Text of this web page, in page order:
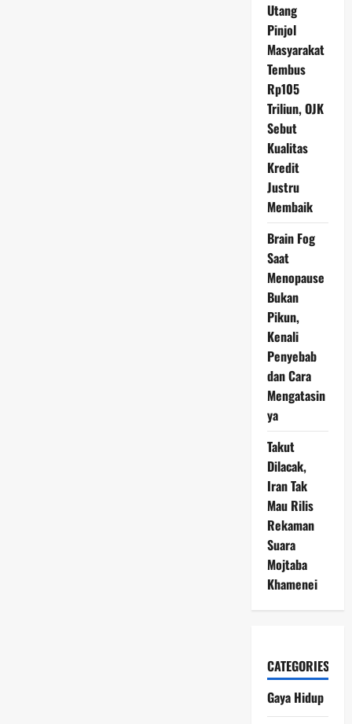
Utang
Pinjol
Masyarakat
Tembus
Rp105
Triliun, OJK
Sebut
Kualitas
Kredit
Justru
Membaik
Brain Fog
Saat
Menopause
Bukan
Pikun,
Kenali
Penyebab
dan Cara
Mengatasin
ya
Takut
Dilacak,
Iran Tak
Mau Rilis
Rekaman
Suara
Mojtaba
Khamenei
CATEGORIES
Gaya Hidup